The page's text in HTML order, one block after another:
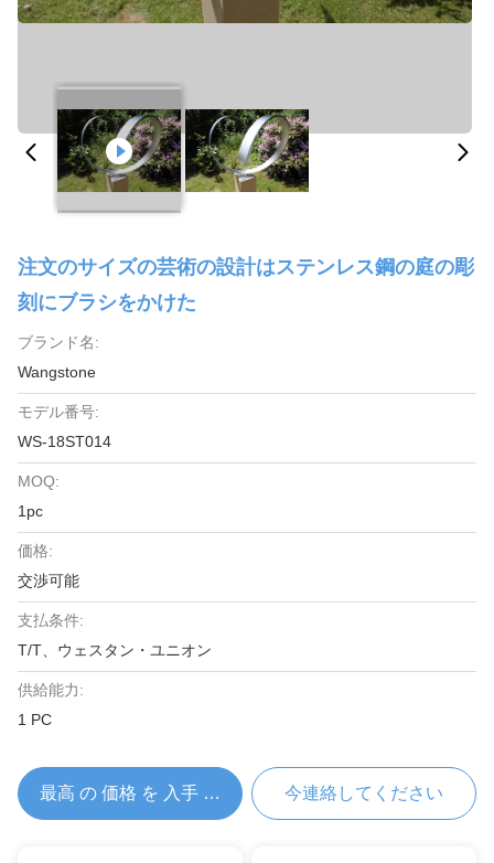
注文のサイズの芸術の設計はステンレス鋼の庭の彫
刻にブラシをかけた
ブランド名:
Wangstone
モデル番号:
WS-18ST014
MOQ:
1pc
価格:
交渉可能
支払条件:
T/T、ウェスタン・ユニオン
供給能力:
1 PC
最高 の 価格 を 入手 する 今連絡してください